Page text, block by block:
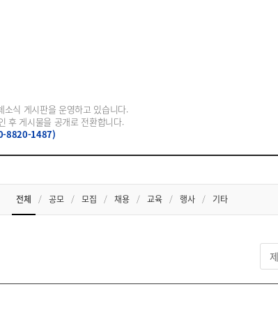
식 게시판을 운영하고 있습니다.
후 게시물을 공개로 전환합니다.
8820-1487)
전체 / 공모 / 모집 / 채용 / 교육 / 행사 / 기타